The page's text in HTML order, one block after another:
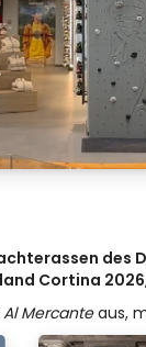
des
Cortina 2026
Al Mercanteaus,